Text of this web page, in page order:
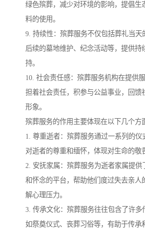
绿色殡葬，减少对环境的影响，提倡生
料的使用。
9. 持续性：殡葬服务不仅包括葬礼当天
后续的墓地维护、纪念活动等，提供持
持。
10. 社会责任感：殡葬服务机构在提供
担着社会责任，积参与公益事业，回馈
形象。
殡葬服务的作用主要体现在以下几个方
1. 尊重逝者：殡葬服务通过一系列的仪
对逝者的尊重和缅怀，体现对生命的敬
2. 安抚家属：殡葬服务为逝者家属提供
和怀念的平台，帮助他们度过失去亲人
解心理压力。
3. 传承文化：殡葬服务往往包含了许多
如祭奠仪式、丧葬习俗等，有助于传承